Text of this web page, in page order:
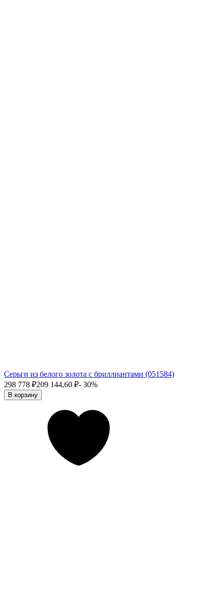
Серьги из белого золота с бриллиантами (051584)
298 778 ₽209 144,60 ₽- 30%
В корзину